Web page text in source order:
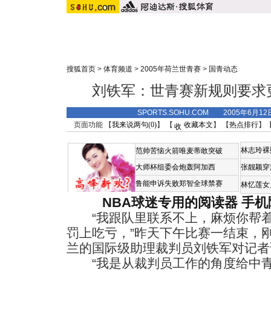
搜狐首页 > 体育频道 > 2005年荷兰世青赛 > 国青动态
刘铁军：世青赛新规则要
SPORTS.SOHU.COM 2005年6月12
页面功能 【我来说两句(0)】 【 收藏本文 】 【热点排行】
范帅苦恼火箭唯麦蒂敢突破
大师杯组委会炮轰阿加西
鲁能申诉失败郑智全球禁赛
林志玲
张靓颖
林忆莲
NBA球迷专用的阅读器 手
“我跟队里联系不上，麻烦你帮
罚上吃亏，”昨天下午比赛一结束，
兰的国际级助理裁判员刘铁军对记
“我是从裁判员工作的角度给中